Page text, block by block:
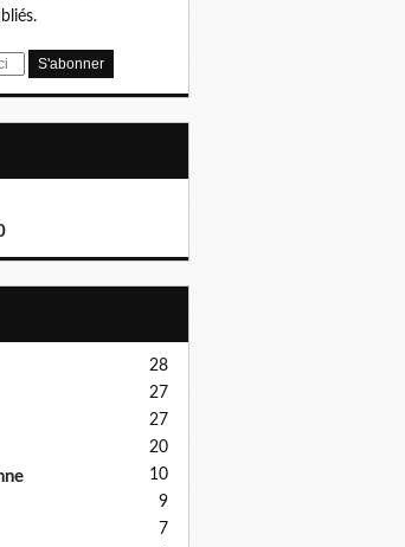
28
27
27
20
10
9
7